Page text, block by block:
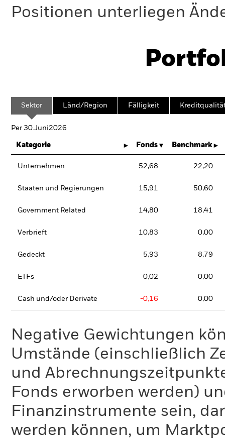
Positionen unterliegen
Sektor Länd/Region Fälligkeit
Per 30.Juni2026
Kategorie Fonds Benchmark
Unternehmen 52,68 22,20
Staaten und Regierungen 15,91 50,60
Government Related 14,80 18,41
Verbrieft 10,83 0,00
Gedeckt 5,93 8,79
ETFs 0,02 0,00
Cash und/oder Derivate -0,16 0,00
Negative Gewichtungen
Umstände (einschließlich
und
Fonds erworben werden)
Finanzinstrumente sein,
werden können, um